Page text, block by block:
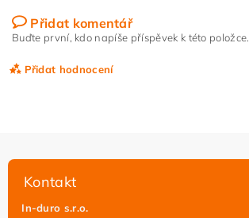
Přidat komentář
Buďte první, kdo napíše příspěvek k této položce.
Přidat hodnocení
Kontakt
In-duro s.r.o.